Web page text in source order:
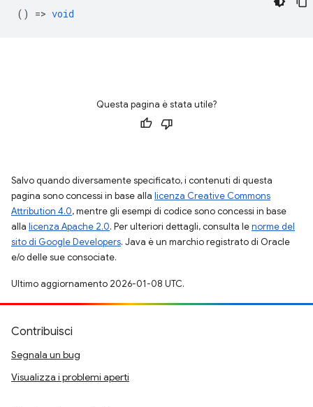
() => void
Questa pagina è stata utile?
Salvo quando diversamente specificato, i contenuti di questa
pagina sono concessi in base alla licenza Creative Commons
Attribution 4.0, mentre gli esempi di codice sono concessi in base
alla licenza Apache 2.0. Per ulteriori dettagli, consulta lenorme del
sito di Google Developers. Java è un marchio registrato di Oracle
e/o delle sue consociate.
Ultimo aggiornamento 2026-01-08 UTC.
Contribuisci
Segnala un bug
Visualizza i problemi aperti